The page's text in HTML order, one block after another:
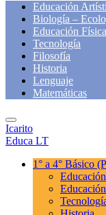
Educación
Biología –
Educación Física
Tecnología
Filosofía
Historia
Lenguaje
Matemáticas
Icarito
Educa LT
1° a 4° Básico